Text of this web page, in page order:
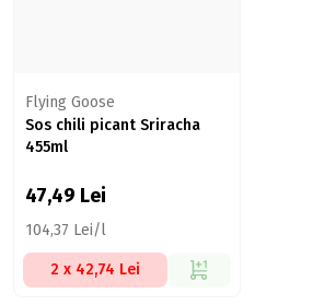
Flying Goose
Sos chili picant Sriracha
455ml
47,49 Lei
104,37 Lei/l
2 x 42,74 Lei